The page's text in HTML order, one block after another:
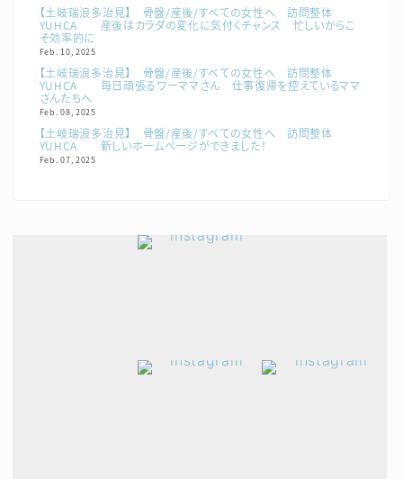
【土岐瑞浪多治見】 骨盤/産後/すべての女性へ 訪問整体
YUHCA 産後はカラダの変化に気付くチャンス 忙しいからこ
そ効率的に
Feb. 10, 2025
【土岐瑞浪多治見】 骨盤/産後/すべての女性へ 訪問整体
YUHCA 毎日頑張るワーママさん 仕事復帰を控えているママ
さんたちへ
Feb. 08, 2025
【土岐瑞浪多治見】 骨盤/産後/すべての女性へ 訪問整体
YUHCA 新しいホームページができました！
Feb. 07, 2025